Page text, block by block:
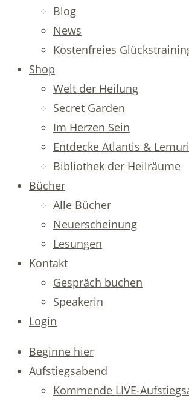
Blog
News
Kostenfreies
Shop
Welt der Heilung
Secret Garden
Im Herzen Sein
Entdecke Atlantis &
Bibliothek der Heilräume
Bücher
Alle Bücher
Neuerscheinung
Lesungen
Kontakt
Gespräch buchen
Speakerin
Login
Beginne hier
Aufstiegsabend
Kommende LIVE-